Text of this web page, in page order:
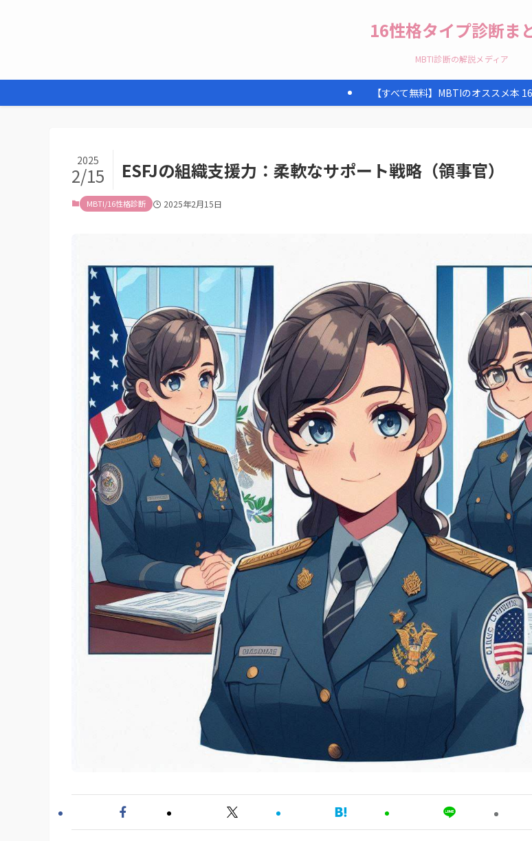
16性格タイプ診断ま
MBTI診断の解説メディア
【すべて無料】MBTIのオススメ本
ESFJの組織支援力：柔軟なサポート戦略（領事官）
2025
2/15
MBTI/16性格診断 2025年2月15日